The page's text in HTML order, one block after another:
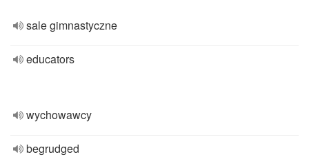
sale gimnastyczne
educators
wychowawcy
begrudged